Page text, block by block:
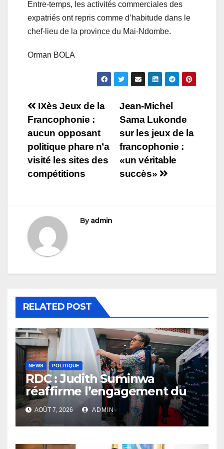
Entre-temps, les activités commerciales des
expatriés ont repris comme d’habitude dans le
chef-lieu de la province du Mai-Ndombe.
Orman BOLA
Navigation
de
l’article
Jean-Michel
Sama Lukonde
sur les jeux de la
francophonie :
«un véritable
succès»
IXès Jeux de la
Francophonie :
aucun opposant
politique phare n’a
visité les sites des
compétitions
Byadmin
RELATED POST
NEWS POLITIQUE
RDC : Judith Suminwa
réaffirme l’engagement du
Gouvernement en faveur du
leadership féminin
AOÛT 7, 2026 ADMIN